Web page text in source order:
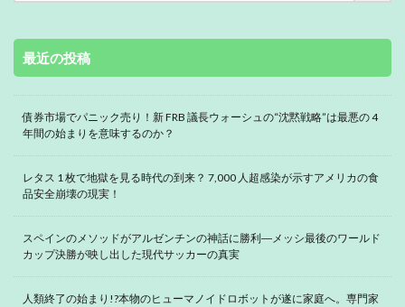
最近の投稿
債券市場でパニック売り！新 FRB 議長ウォーシュの“沈黙戦略”は最悪の 4
年間の始まりを意味するのか？
レタス 1 枚で地獄を見る時代の到来？ 7,000 人超感染が示すアメリカの食
品安全崩壊の現実！
スペインのメソッドがアルゼンチンの神話に勝利―メッシ最後のワールド
カップ決勝が映し出した現代サッカーの真実
人類終了の始まり!?本物のヒューマノイドロボットが遂に家庭へ。専門家